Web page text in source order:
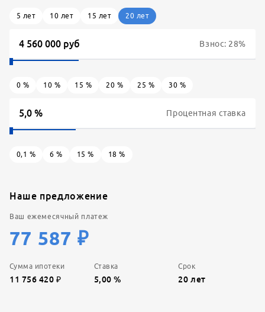
Взнос: 28%
0 % 10 % 15 % 20 % 25 % 30 %
5 лет 10 лет 15 лет 20 лет
Процентная ставка
0,1 % 6 % 15 % 18 %
Наше предложение
Ваш ежемесячный платеж
77 587 ₽
Сумма ипотеки
11 756 420 ₽
Ставка
5,00 %
Срок
20 лет